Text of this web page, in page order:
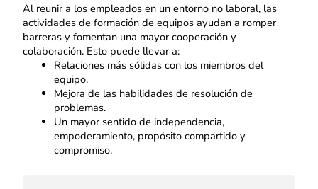
Al reunir a los empleados en un entorno no laboral, las
actividades de formación de equipos ayudan a romper
barreras y fomentan una mayor cooperación y
colaboración. Esto puede llevar a:
Relaciones más sólidas con los miembros del
equipo.
Mejora de las habilidades de resolución de
problemas.
Un mayor sentido de independencia,
empoderamiento, propósito compartido y
compromiso.